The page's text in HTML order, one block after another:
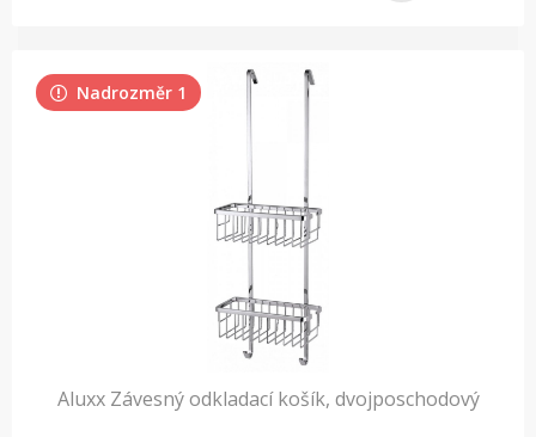
Nadrozměr 1
Aluxx Závesný odkladací košík, dvojposchodový